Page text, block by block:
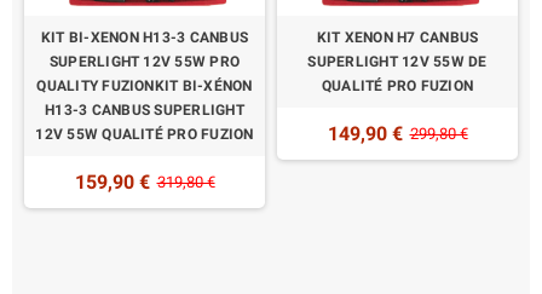
KIT BI-XENON H13-3 CANBUS
SUPERLIGHT 12V 55W PRO
QUALITY FUZIONKIT BI-XÉNON
H13-3 CANBUS SUPERLIGHT
12V 55W QUALITÉ PRO FUZION
159,90 € 319,80 €
KIT XENON H7 CANBUS
SUPERLIGHT 12V 55W DE
QUALITÉ PRO FUZION
149,90 € 299,80 €